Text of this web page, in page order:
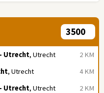
2 KM
Utrecht, Utrecht
4 KM
, Utrecht
2 KM
Utrecht, Utrecht